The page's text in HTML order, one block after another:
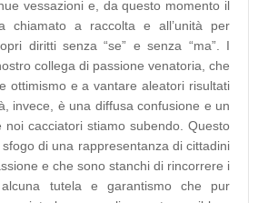
vessazioni e, da questo momento il
chiamato a raccolta e all’unità per
diritti senza “se” e senza “ma”. I
collega di passione venatoria, che
ottimismo e a vantare aleatori risultati
invece, è una diffusa confusione e un
noi cacciatori stiamo subendo. Questo
di una rappresentanza di cittadini
e che sono stanchi di rincorrere i
tutela e garantismo che pur